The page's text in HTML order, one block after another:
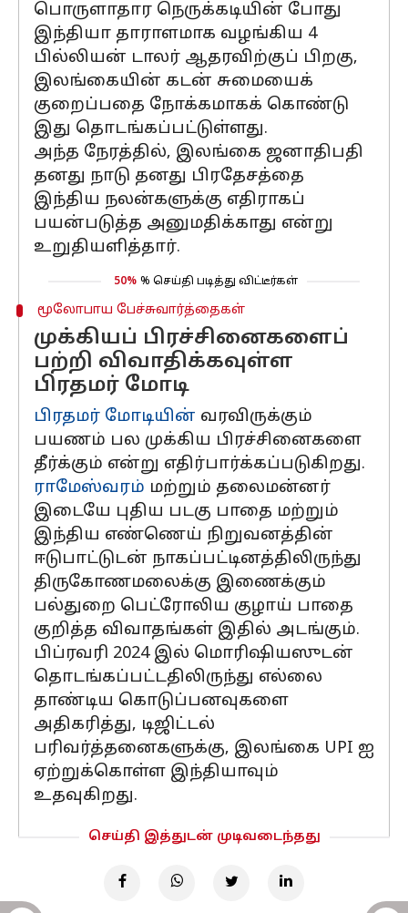
பொருளாதார நெருக்கடியின் போது
இந்தியா தாராளமாக வழங்கிய 4
பில்லியன் டாலர் ஆதரவிற்குப் பிறகு,
இலங்கையின் கடன் சுமையைக்
குறைப்பதை நோக்கமாகக் கொண்டு
இது தொடங்கப்பட்டுள்ளது.
அந்த நேரத்தில், இலங்கை ஜனாதிபதி
தனது நாடு தனது பிரதேசத்தை
இந்திய நலன்களுக்கு எதிராகப்
பயன்படுத்த அனுமதிக்காது என்று
உறுதியளித்தார்.
50% % செய்தி படித்து விட்டீர்கள்
மூலோபாய பேச்சுவார்த்தைகள்
முக்கியப் பிரச்சினைகளைப்
பற்றி விவாதிக்கவுள்ள
பிரதமர் மோடி
பிரதமர் மோடியின் வரவிருக்கும்
பயணம் பல முக்கிய பிரச்சினைகளை
தீர்க்கும் என்று எதிர்பார்க்கப்படுகிறது.
ராமேஸ்வரம் மற்றும் தலைமன்னர்
இடையே புதிய படகு பாதை மற்றும்
இந்திய எண்ணெய் நிறுவனத்தின்
ஈடுபாட்டுடன் நாகப்பட்டினத்திலிருந்து
திருகோணமலைக்கு இணைக்கும்
பல்துறை பெட்ரோலிய குழாய் பாதை
குறித்த விவாதங்கள் இதில் அடங்கும்.
பிப்ரவரி 2024 இல் மொரிஷியஸுடன்
தொடங்கப்பட்டதிலிருந்து எல்லை
தாண்டிய கொடுப்பனவுகளை
அதிகரித்து, டிஜிட்டல்
பரிவர்த்தனைகளுக்கு, இலங்கை UPI ஐ
ஏற்றுக்கொள்ள இந்தியாவும்
உதவுகிறது.
செய்தி இத்துடன் முடிவடைந்தது